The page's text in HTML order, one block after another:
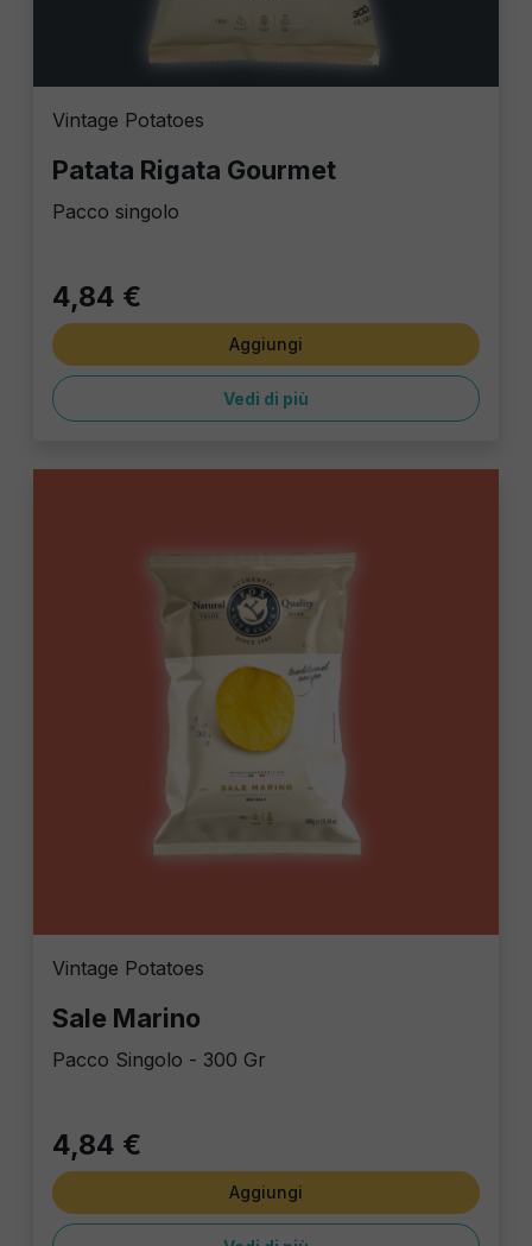
Vintage Potatoes
Patata Rigata Gourmet
Pacco singolo
4,84 €
Aggiungi
Vedi di più
Vintage Potatoes
Sale Marino
Pacco Singolo - 300 Gr
4,84 €
Aggiungi